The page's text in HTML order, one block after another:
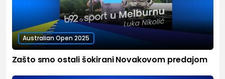
Australian Open 2025
Zašto smo ostali šokirani Novakovom predajom